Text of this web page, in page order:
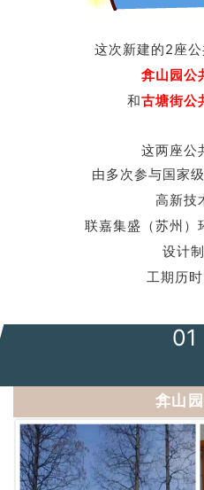
这次新建的2座
弇山园公
和古塘街公
这两座公
由多次参与国家
高新技
联嘉集盛（苏州）
设计
工期历时
01
弇山